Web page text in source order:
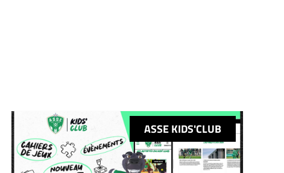
ASSE KIDS'CLUB